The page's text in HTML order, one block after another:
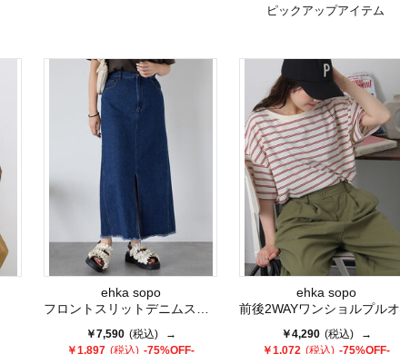
ピックアップアイテム
ehka sopo
フロントスリットデニムスカート
￥7,590 (税込)
→
￥1,897 (税込) -75%OFF-
ehka sopo
前後2WAYワンショルプルオーバー
￥4,290 (税込)
→
￥1,072 (税込) -75%OFF-